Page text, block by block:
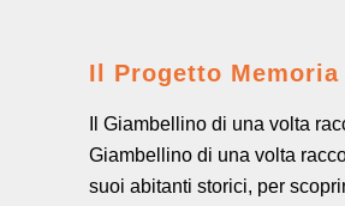
Il Progetto Memoria
Il Giambellino di una volta
Giambellino di una volta
suoi abitanti storici, per